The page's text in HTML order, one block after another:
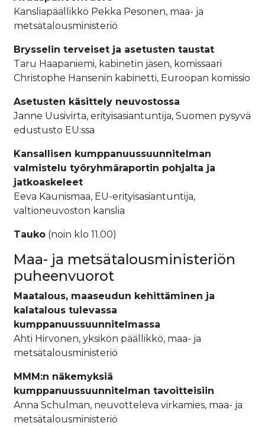
Kansliapäällikkö Pekka Pesonen, maa- ja
metsätalousministeriö
Brysselin terveiset ja asetusten taustat
Taru Haapaniemi, kabinetin jäsen, komissaari
Christophe Hansenin kabinetti, Euroopan komissio
Asetusten käsittely neuvostossa
Janne Uusivirta, erityisasiantuntija, Suomen pysyvä
edustusto EU:ssa
Kansallisen kumppanuussuunnitelman
valmistelu työryhmäraportin pohjalta ja
jatkoaskeleet
Eeva Kaunismaa, EU-erityisasiantuntija,
valtioneuvoston kanslia
Tauko (noin klo 11.00)
Maa- ja metsätalousministeriön
puheenvuorot
Maatalous, maaseudun kehittäminen ja
kalatalous tulevassa
kumppanuussuunnitelmassa
Ahti Hirvonen, yksikön päällikkö, maa- ja
metsätalousministeriö
MMM:n näkemyksiä
kumppanuussuunnitelman tavoitteisiin
Anna Schulman, neuvotteleva virkamies, maa- ja
metsätalousministeriö